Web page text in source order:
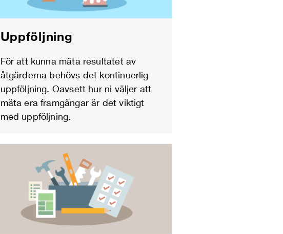
Uppföljning
För att kunna mäta resultatet av
åtgärderna behövs det kontinuerlig
uppföljning. Oavsett hur ni väljer att
mäta era framgångar är det viktigt
med uppföljning.